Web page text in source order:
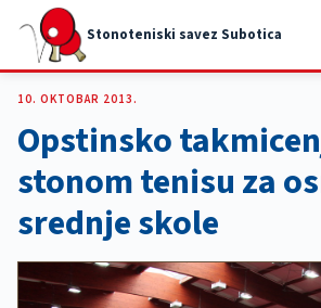
Stonoteniski savez Subotica
10. OKTOBAR 2013.
Opstinsko
stonom tenisu za
srednje skole